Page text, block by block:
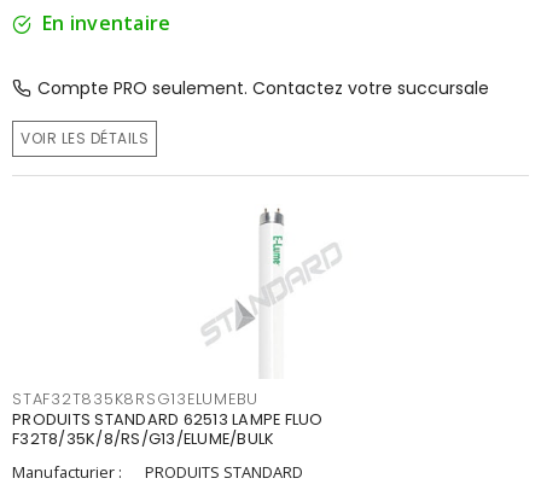
En inventaire
Compte PRO seulement. Contactez votre succursale
VOIR LES DÉTAILS
STAF32T835K8RSG13ELUMEBU
PRODUITS STANDARD 62513 LAMPE FLUO
F32T8/35K/8/RS/G13/ELUME/BULK
Manufacturier :
PRODUITS STANDARD